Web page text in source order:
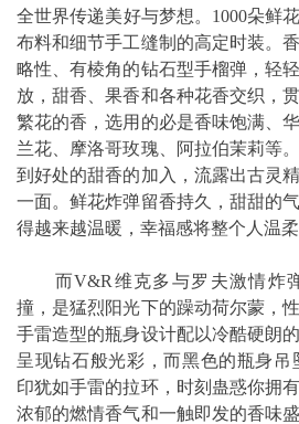
全世界传递美好与梦想。1000朵鲜
布料和细节手工缝制的高定时装。
略性、有棱角的钻石型手榴弹，轻
放，甜香、果香和各种花香交织，
繁花的香，选用的必是香味饱满、
兰花、摩洛哥玫瑰、阿拉伯茉莉等
到好处的甜香的加入，流露出古灵
一面。鲜花炸弹留香持久，甜甜的
得越来越温暖，幸福感将整个人温柔
而V&R维克多与罗夫激情炸
撞，是猛烈阳光下的躁动荷尔蒙，
手雷造型的瓶身设计配以冷酷硬朗
呈现钻石般光彩，而黑色的瓶身
印犹如手雷的拉环，时刻蛊惑你拥
浓郁的燃情香气和一触即发的香味